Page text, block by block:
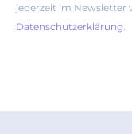
jederzeit im Newsletter
Datenschutzerklärung